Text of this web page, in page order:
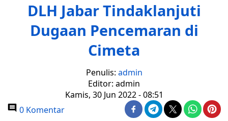
DLH Jabar Tindaklanjuti
Dugaan Pencemaran di
Cimeta
Penulis: admin
Editor: admin
Kamis, 30 Jun 2022 - 08:51
0 Komentar